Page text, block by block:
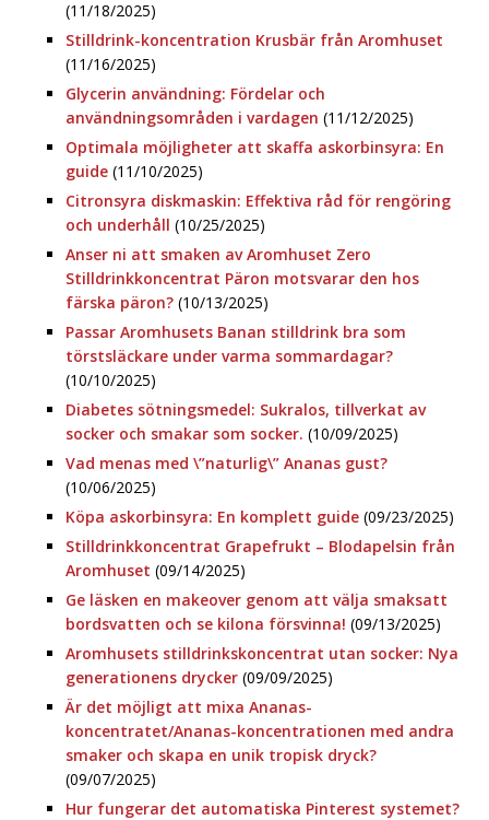
(11/18/2025)
Stilldrink-koncentration Krusbär från Aromhuset
(11/16/2025)
Glycerin användning: Fördelar och
användningsområden i vardagen (11/12/2025)
Optimala möjligheter att skaffa askorbinsyra: En
guide (11/10/2025)
Citronsyra diskmaskin: Effektiva råd för rengöring
och underhåll (10/25/2025)
Anser ni att smaken av Aromhuset Zero
Stilldrinkkoncentrat Päron motsvarar den hos
färska päron? (10/13/2025)
Passar Aromhusets Banan stilldrink bra som
törstsläckare under varma sommardagar?
(10/10/2025)
Diabetes sötningsmedel: Sukralos, tillverkat av
socker och smakar som socker. (10/09/2025)
Vad menas med \”naturlig\” Ananas gust?
(10/06/2025)
Köpa askorbinsyra: En komplett guide (09/23/2025)
Stilldrinkkoncentrat Grapefrukt – Blodapelsin från
Aromhuset (09/14/2025)
Ge läsken en makeover genom att välja smaksatt
bordsvatten och se kilona försvinna! (09/13/2025)
Aromhusets stilldrinkskoncentrat utan socker: Nya
generationens drycker (09/09/2025)
Är det möjligt att mixa Ananas-
koncentratet/Ananas-koncentrationen med andra
smaker och skapa en unik tropisk dryck?
(09/07/2025)
Hur fungerar det automatiska Pinterest systemet?